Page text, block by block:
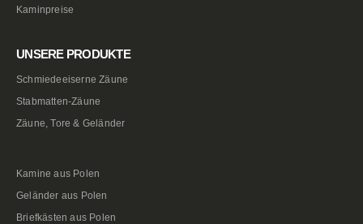
Kaminpreise
UNSERE PRODUKTE
Schmiedeeiserne Zäune
Stabmatten-Zäune
Zäune, Tore & Geländer
Kamine aus Polen
Geländer aus Polen
Briefkästen aus Polen